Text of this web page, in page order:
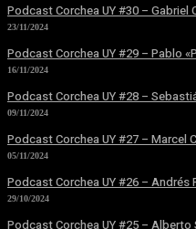
Podcast Corchea UY #30 – Gabriel
23/11/2024
Podcast Corchea UY #29 – Pablo
16/11/2024
Podcast Corchea UY #28 –
09/11/2024
Podcast Corchea UY #27 – Marcel
05/11/2024
Podcast Corchea UY #26 – Andrés
29/10/2024
Podcast Corchea UY #25 – Alberto